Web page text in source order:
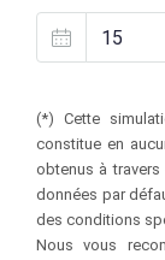
(*) Cette
constitue en
obtenus à
données par
des conditions
Nous vous